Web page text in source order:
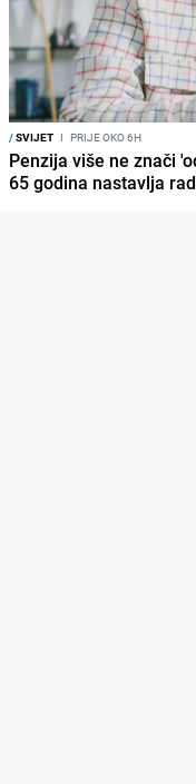
/SVIJET I PRIJE OKO 6H
Penzija više ne znači
65 godina nastavlja